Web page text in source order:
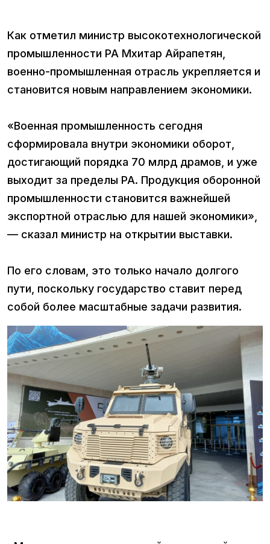
Как отметил министр высокотехнологической
промышленности РА Мхитар Айрапетян,
военно-промышленная отрасль укрепляется и
становится новым направлением экономики.
«Военная промышленность сегодня
сформировала внутри экономики оборот,
достигающий порядка 70 млрд драмов, и уже
выходит за пределы РА. Продукция оборонной
промышленности становится важнейшей
экспортной отраслью для нашей экономики»,
— сказал министр на открытии выставки.
По его словам, это только начало долгого
пути, поскольку государство ставит перед
собой более масштабные задачи развития.